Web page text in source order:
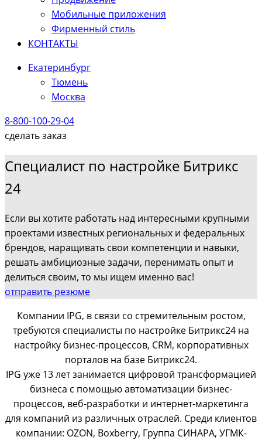
Мобильные приложения
Фирменный стиль
КОНТАКТЫ
Екатеринбург
Тюмень
Москва
8-800-100-29-04
сделать заказ
Специалист по настройке Битрикс
24
Если вы хотите работать над интересными крупными
проектами известных региональных и федеральных
брендов, наращивать свои компетенции и навыки,
решать амбициозные задачи, перенимать опыт и
делиться своим, то мы ищем именно вас!
отправить резюме
Компании IPG, в связи со стремительным ростом,
требуются специалисты по настройке Битрикс24 на
настройку бизнес-процессов, CRM, корпоративных
порталов на базе Битрикс24.
IPG уже 13 лет занимается цифровой трансформацией
бизнеса с помощью автоматизации бизнес-
процессов, веб-разработки и интернет-маркетинга
для компаний из различных отраслей. Среди клиентов
компании: OZON, Boxberry, Группа СИНАРА, УГМК-